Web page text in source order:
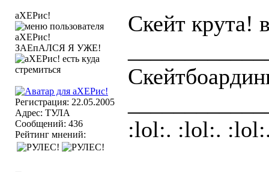
аХЕРис!
ЗАЕпАЛСЯ Я УЖЕ!
Регистрация: 22.05.2005
Адрес: ТУЛА
Сообщений: 436
Рейтинг мнений:
Скейт крута!
:lol:. :lol:.